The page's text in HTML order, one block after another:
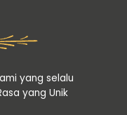
yang selalu
yang Unik